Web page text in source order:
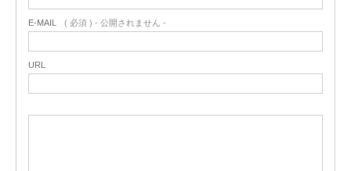
E-MAIL ( 必須 ) - 公開されません -
URL